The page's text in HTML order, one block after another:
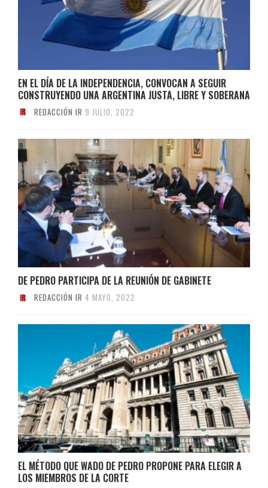
EN EL DÍA DE LA INDEPENDENCIA, CONVOCAN A SEGUIR
CONSTRUYENDO UNA ARGENTINA JUSTA, LIBRE Y SOBERANA
REDACCIÓN IR 9 JULIO, 2022
DE PEDRO PARTICIPA DE LA REUNIÓN DE GABINETE
REDACCIÓN IR 4 MAYO, 2022
EL MÉTODO QUE WADO DE PEDRO PROPONE PARA ELEGIR A
LOS MIEMBROS DE LA CORTE